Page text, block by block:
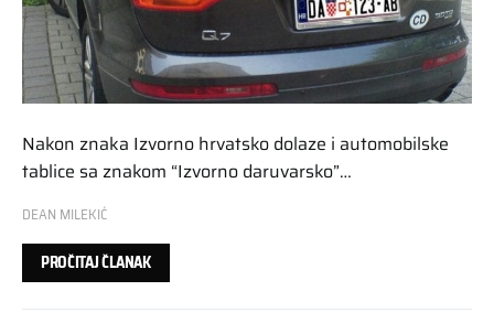
Nakon znaka Izvorno hrvatsko dolaze i automobilske
tablice sa znakom “Izvorno daruvarsko”…
DEAN MILEKIĆ
PROČITAJ ČLANAK